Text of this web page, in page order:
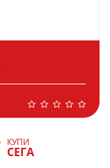
КУПИ
СЕГА